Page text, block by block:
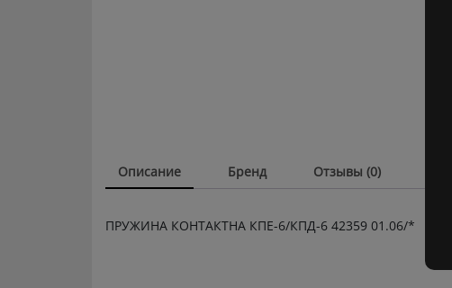
Описание Бренд Отзывы (0)
ПРУЖИНА КОНТАКТНА КПЕ-6/КПД-6 42359 01.06/*